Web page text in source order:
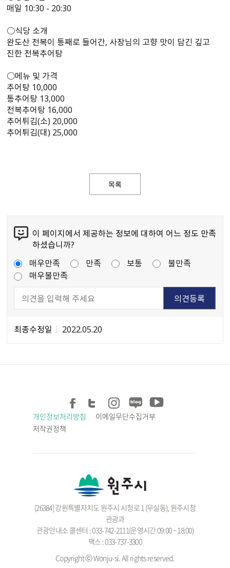
매일 10:30 - 20:30
○식당 소개
완도산 전복이 통째로 들어간, 사장님의 고향 맛이 담긴 깊고
진한 전복추어탕
○메뉴 및 가격
추어탕 10,000
통추어탕 13,000
전복추어탕 16,000
추어튀김(소) 20,000
추어튀김(대) 25,000
목록
이 페이지에서 제공하는 정보에 대하여 어느 정도 만족
하셨습니까?
매우만족
만족 보통
불만족
매우불만족
최종수정일 2022.05.20
개인정보처리방침
이메일무단수집거부
저작권정책
[26384] 강원특별자치도 원주시 시청로 1 (무실동), 원주시청
관광과
관광안내소 콜센터 : 033-742-2111(운영시간 09:00 ~ 18:00)
팩스 : 033-737-3300
Copyright ⓒ Wonju-si. All rights reserved.